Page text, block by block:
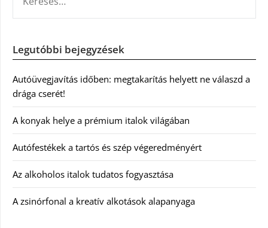
Legutóbbi bejegyzések
Autóüvegjavítás időben: megtakarítás helyett ne válaszd a
drága cserét!
A konyak helye a prémium italok világában
Autófestékek a tartós és szép végeredményért
Az alkoholos italok tudatos fogyasztása
A zsinórfonal a kreatív alkotások alapanyaga